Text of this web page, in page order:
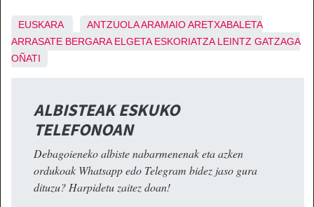
EUSKARA ANTZUOLAARAMAIOARETXABALETA
ARRASATE BERGARA ELGETA ESKORIATZA LEINTZ GATZAGA
OÑATI
ALBISTEAK ESKUKO
TELEFONOAN
Debagoieneko albiste nabarmenenak eta azken
ordukoak Whatsapp edo Telegram bidez jaso gura
dituzu? Harpidetu zaitez doan!